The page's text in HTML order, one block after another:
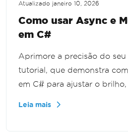
Atualizado janeiro 10, 2026
Como usar Async e
em C#
Aprimore a precisão do
tutorial, que demonstra
em C# para ajustar o
Leia mais